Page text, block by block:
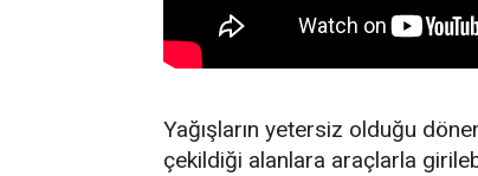
Yağışların yetersiz olduğu
çekildiği alanlara araçlarla